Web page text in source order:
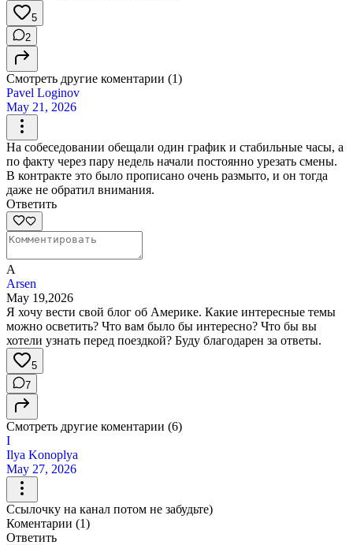
5
2
Смотреть другие коментарии (1)
Pavel Loginov
May 21, 2026
На собеседовании обещали один график и стабильные часы, а
по факту через пару недель начали постоянно урезать смены.
В контракте это было прописано очень размыто, и он тогда
даже не обратил внимания.
Ответить
A
Arsen
May 19,2026
Я хочу вести свой блог об Америке. Какие интересные темы
можно осветить? Что вам было бы интересно? Что бы вы
хотели узнать перед поездкой? Буду благодарен за ответы.
5
7
Смотреть другие коментарии (6)
I
Ilya Konoplya
May 27, 2026
Ссылочку на канал потом не забудьте)
Коментарии (1)
Ответить